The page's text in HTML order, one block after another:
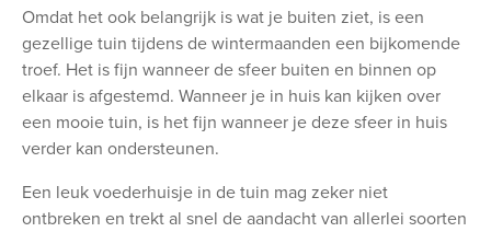
Omdat het ook belangrijk is wat je buiten ziet, is een
gezellige tuin tijdens de wintermaanden een bijkomende
troef. Het is fijn wanneer de sfeer buiten en binnen op
elkaar is afgestemd. Wanneer je in huis kan kijken over
een mooie tuin, is het fijn wanneer je deze sfeer in huis
verder kan ondersteunen.
Een leuk voederhuisje in de tuin mag zeker niet
ontbreken en trekt al snel de aandacht van allerlei soorten